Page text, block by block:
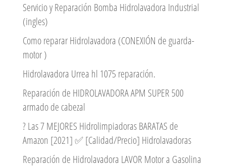
Servicio y Reparación Bomba Hidrolavadora Industrial
(ingles)
Como reparar Hidrolavadora (CONEXIÓN de guarda-
motor )
Hidrolavadora Urrea hl 1075 reparación.
Reparación de HIDROLAVADORA APM SUPER 500
armado de cabezal
? Las 7 MEJORES Hidrolimpiadoras BARATAS de
Amazon [2021] ✅ [Calidad/Precio] Hidrolavadoras
Reparación de Hidrolavadora LAVOR Motor a Gasolina